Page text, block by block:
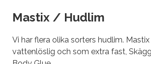
Mastix / Hudlim
Vi har flera olika sorters hudlim.
vattenlöslig och som extra fast,